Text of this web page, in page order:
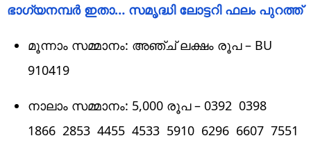
ഭാഗ്യനമ്പർ ഇതാ… സമൃദ്ധി ലോട്ടറി ഫലം പുറത്ത്
മൂന്നാം സമ്മാനം: അഞ്ച്‌ ലക്ഷം രൂപ – BU
910419
നാലാം സമ്മാനം: 5,000 രൂപ – 0392 0398
1866 2853 4455 4533 5910 6296 6607 7551